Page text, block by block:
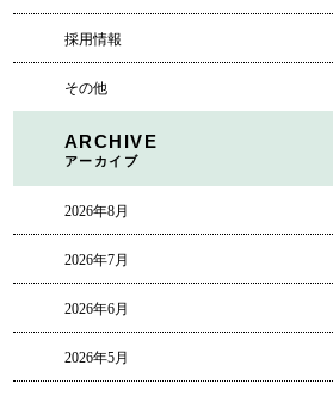
採用情報
その他
ARCHIVE
アーカイブ
2026年8月
2026年7月
2026年6月
2026年5月